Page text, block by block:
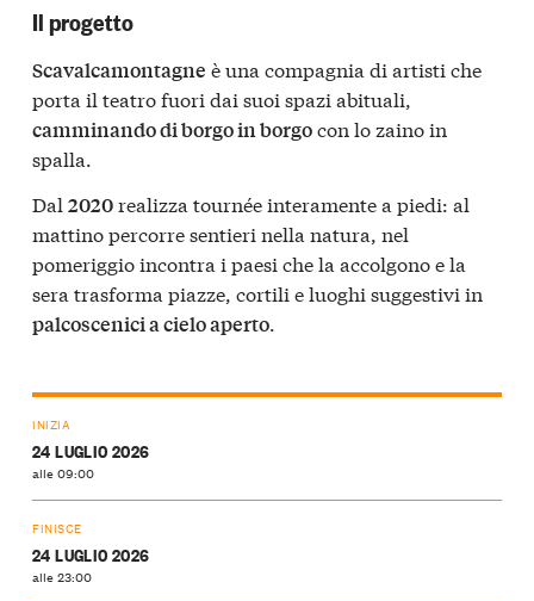
Il progetto
Scavalcamontagne è una compagnia di artisti che
porta il teatro fuori dai suoi spazi abituali,
camminando di borgo in borgocon lo zaino in
spalla.
Dal 2020realizza tournée interamente a piedi: al
mattino percorre sentieri nella natura, nel
pomeriggio incontra i paesi che la accolgono e la
sera trasforma piazze, cortili e luoghi suggestivi in
palcoscenici a cielo aperto
INIZIA
24 LUGLIO 2026
alle 09:00
FINISCE
24 LUGLIO 2026
alle 23:00